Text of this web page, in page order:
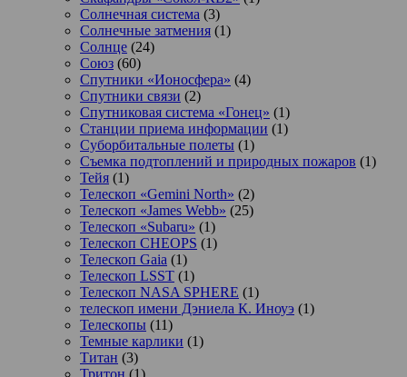
Солнечная система (3)
Солнечные затмения (1)
Солнце (24)
Союз (60)
Спутники «Ионосфера» (4)
Спутники связи (2)
Спутниковая система «Гонец» (1)
Станции приема информации (1)
Суборбитальные полеты (1)
Съемка подтоплений и природных пожаров (1)
Тейя (1)
Телескоп «Gemini North» (2)
Телескоп «James Webb» (25)
Телескоп «Subaru» (1)
Телескоп CHEOPS (1)
Телескоп Gaia (1)
Телескоп LSST (1)
Телескоп NASA SPHERE (1)
телескоп имени Дэниела К. Иноуэ (1)
Телескопы (11)
Темные карлики (1)
Титан (3)
Тритон (1)